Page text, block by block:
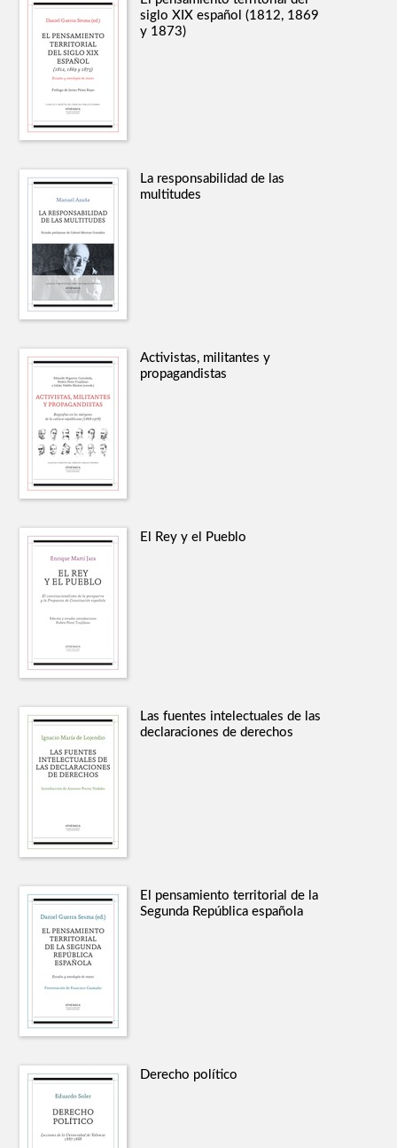
siglo XIX español (1812, 1869
y 1873)
La responsabilidad de las
multitudes
Activistas, militantes y
propagandistas
El Rey y el Pueblo
Las fuentes intelectuales de las
declaraciones de derechos
El pensamiento territorial de la
Segunda República española
Derecho político